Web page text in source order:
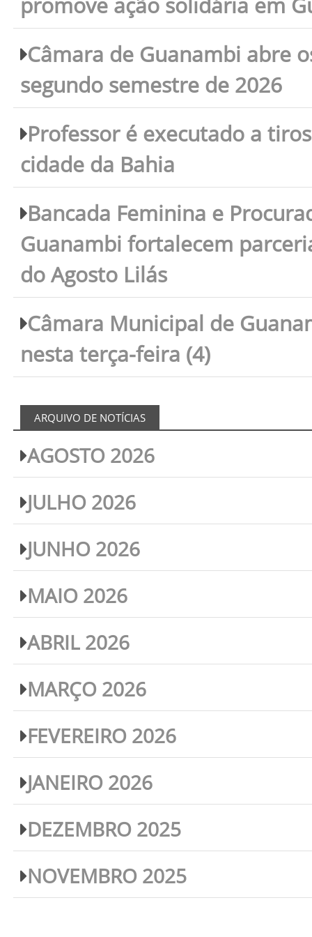
Câmara de Guanambi abre
segundo semestre de 2026
Professor é executado a
cidade da Bahia
Bancada Feminina e
Guanambi fortalecem
do Agosto Lilás
Câmara Municipal de
nesta terça-feira (4)
ARQUIVO DE NOTÍCIAS
AGOSTO 2026
JULHO 2026
JUNHO 2026
MAIO 2026
ABRIL 2026
MARÇO 2026
FEVEREIRO 2026
JANEIRO 2026
DEZEMBRO 2025
NOVEMBRO 2025